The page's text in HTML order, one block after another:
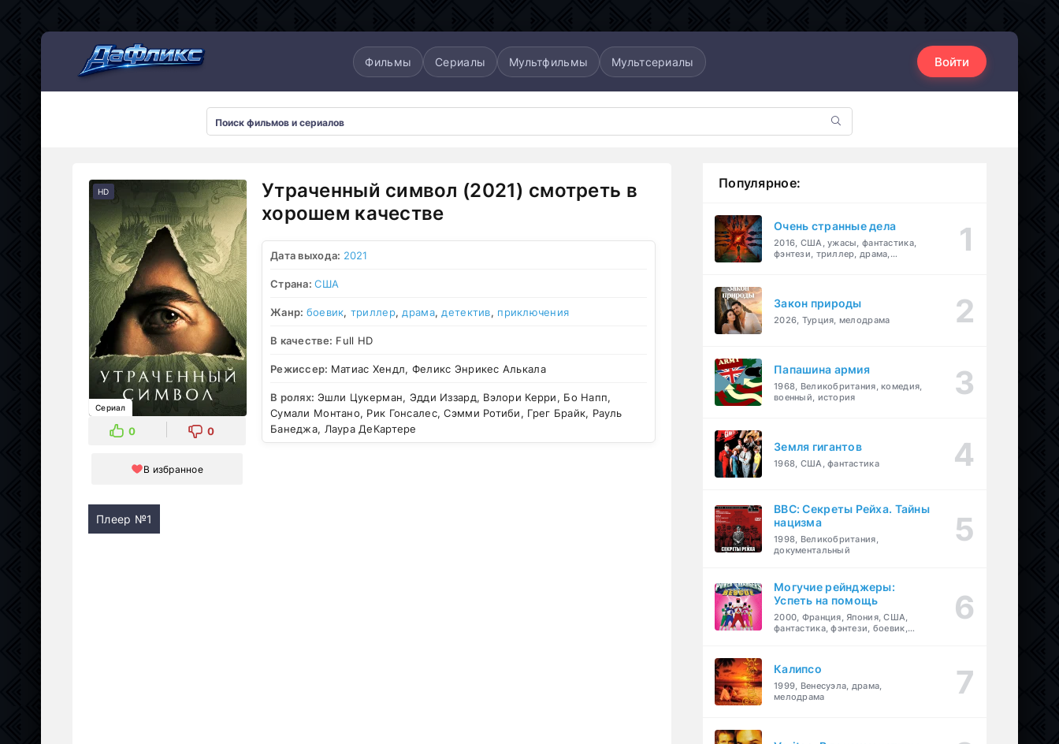
Фильмы Сериалы Мультфильмы Мультсериалы Войти
HD
Сериал
0 0
В избранное
Утраченный символ (2021) смотреть в
хорошем качестве
Дата выхода: 2021
Страна:США
Жанр: боевик, триллер, драма, детектив, приключения
В качестве: Full HD
Режиссер: Матиас Хендл, Феликс Энрикес Алькала
В ролях: Эшли Цукерман, Эдди Иззард, Вэлори Керри, Бо Напп,
Сумали Монтано, Рик Гонсалес, Сэмми Ротиби, Грег Брайк, Рауль
Банеджа, Лаура ДеКартере
Плеер №1
Популярное:
Очень странные дела
2016, США, ужасы, фантастика,
фэнтези, триллер, драма,
Закон природы
2026, Турция, мелодрама
Папашина армия
1968, Великобритания, комедия,
военный, история
Земля гигантов
1968, США, фантастика
BBC: Секреты Рейха. Тайны
нацизма
1998, Великобритания,
документальный
Могучие рейнджеры:
Успеть на помощь
2000, Франция, Япония, США,
фантастика, фэнтези, боевик,
Калипсо
1999, Венесуэла, драма,
мелодрама
Мультсериалы